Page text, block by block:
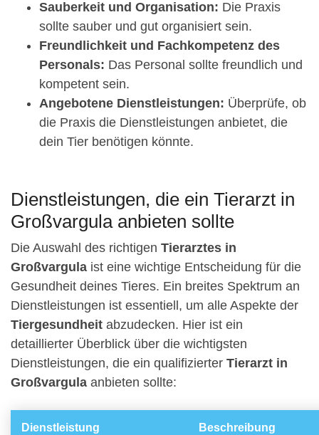
Sauberkeit und Organisation: Die Praxis
sollte sauber und gut organisiert sein.
Freundlichkeit und Fachkompetenz des
Personals: Das Personal sollte freundlich und
kompetent sein.
Angebotene Dienstleistungen: Überprüfe, ob
die Praxis die Dienstleistungen anbietet, die
dein Tier benötigen könnte.
Dienstleistungen, die ein Tierarzt in
Großvargula anbieten sollte
Die Auswahl des richtigen Tierarztes in
Großvargula ist eine wichtige Entscheidung für die
Gesundheit deines Tieres. Ein breites Spektrum an
Dienstleistungen ist essentiell, um alle Aspekte der
Tiergesundheit abzudecken. Hier ist ein
detaillierter Überblick über die wichtigsten
Dienstleistungen, die ein qualifizierter Tierarzt in
Großvargula anbieten sollte:
Dienstleistung Beschreibung